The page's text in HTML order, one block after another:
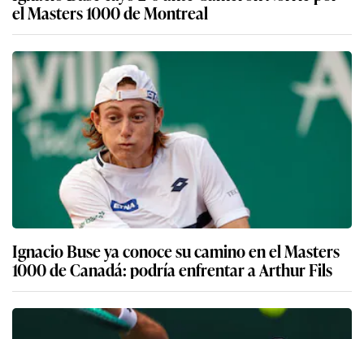
el Masters 1000 de Montreal
Ignacio Buse ya conoce su camino en el Masters
1000 de Canadá: podría enfrentar a Arthur Fils